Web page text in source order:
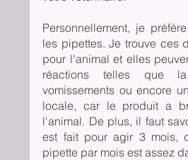
Personnellement, je
les pipettes. Je trouve ces
pour l'animal et elles
réactions telles que
vomissements ou encore
locale, car le produit a
l'animal. De plus, il faut
est fait pour agir 3 mois,
pipette par mois est assez